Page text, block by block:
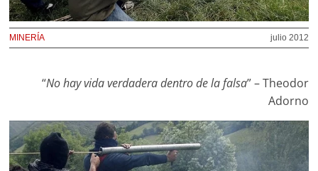
julio 2012
MINERÍA
“No hay vida verdadera dentro de la falsa” – Theodor
Adorno